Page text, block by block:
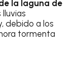
la laguna de
debido a los
tormenta